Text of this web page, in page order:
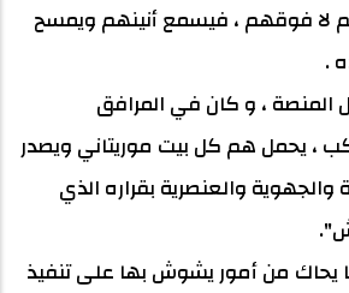
لا فوقهم ، فيسمع أنينهم ويمسح
.
المنصة ، و كان في المرافق
، يحمل هم كل بيت موريتاني ويصدر
والجهوية والعنصرية بقراره الذي
من أمور يشوش بها على تنفيذ